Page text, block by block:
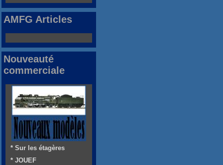
AMFG Articles
Nouveauté
commerciale
* Sur les étagères
* JOUEF